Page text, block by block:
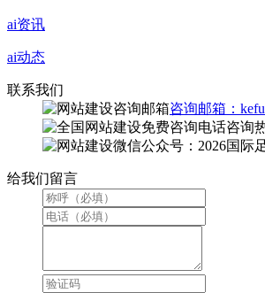
ai资讯
ai动态
联系我们
咨询邮箱：
咨询
微信公众号：2026国际
给我们留言